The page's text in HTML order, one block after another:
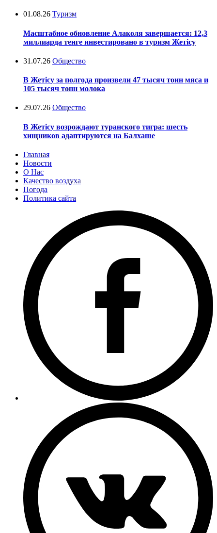
01.08.26 Туризм
Масштабное обновление Алаколя завершается: 12,3
миллиарда тенге инвестировано в туризм Жетісу
31.07.26 Общество
В Жетісу за полгода произвели 47 тысяч тонн мяса и
105 тысяч тонн молока
29.07.26 Общество
В Жетісу возрождают туранского тигра: шесть
хищников адаптируются на Балхаше
Главная
Новости
О Нас
Качество воздуха
Погода
Политика сайта